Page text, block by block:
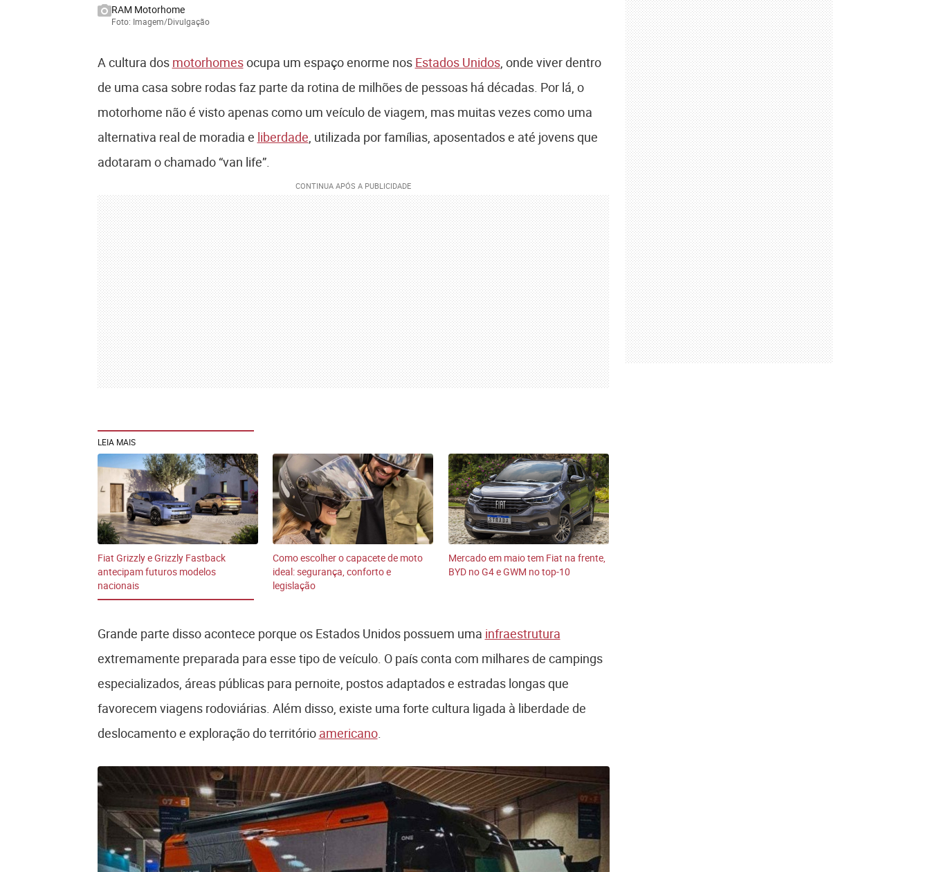
RAM Motorhome
Foto: Imagem/Divulgação
A cultura dos motorhomesocupa um espaço enorme nos Estados Unidos, onde viver dentro
de uma casa sobre rodas faz parte da rotina de milhões de pessoas há décadas. Por lá, o
motorhome não é visto apenas como um veículo de viagem, mas muitas vezes como uma
alternativa real de moradia e liberdade , utilizada por famílias, aposentados e até jovens que
adotaram o chamado “van life”.
LEIA MAIS
Fiat Grizzly e Grizzly Fastback
antecipam futuros modelos
nacionais
Como escolher o capacete de moto
ideal: segurança, conforto e
legislação
Mercado em maio tem Fiat na frente,
BYD no G4 e GWM no top-10
Grande parte disso acontece porque os Estados Unidos possuem uma infraestrutura
extremamente preparada para esse tipo de veículo. O país conta com milhares de campings
especializados, áreas públicas para pernoite, postos adaptados e estradas longas que
favorecem viagens rodoviárias. Além disso, existe uma forte cultura ligada à liberdade de
deslocamento e exploração do território americano.